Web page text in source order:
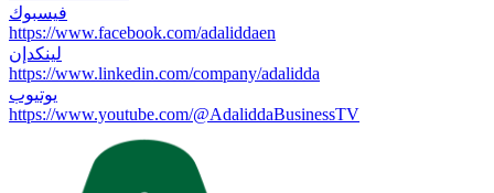
فيسبوك
https://www.facebook.com/adaliddaen
لينكدإن
https://www.linkedin.com/company/adalidda
يوتيوب
https://www.youtube.com/@AdaliddaBusinessTV